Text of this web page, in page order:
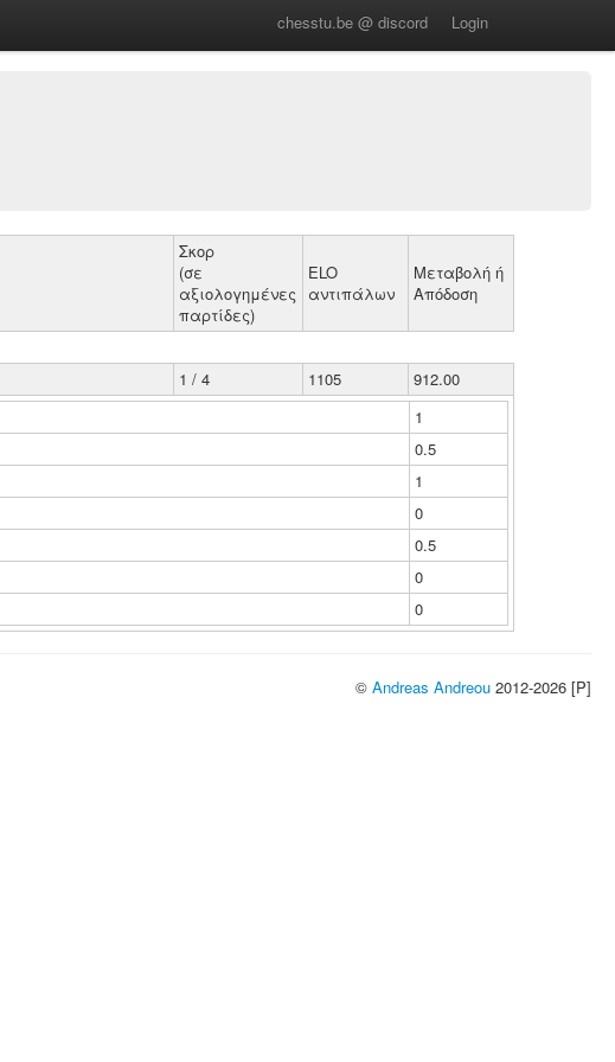
chesstu.be @ discord Login
Σκορ
(σε
αξιολογημένες
παρτίδες)
ELO
αντιπάλων
Μεταβολή ή
Απόδοση
1 / 4 1105
912.00
1
0.5
1
0
0.5
0
0
© Andreas Andreou 2012-2026 [P]